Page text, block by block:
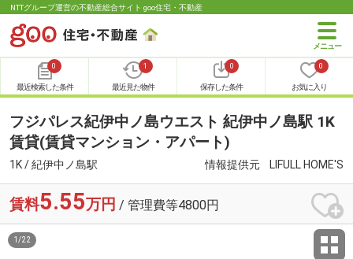
NTTグループ運営の不動産総合サイト goo住宅・不動産
0
最近検索した条件
1
最近見た物件
0
保存した条件
0
お気に入り
フジパレス紀伊中ノ島ウエスト 紀伊中ノ島駅 1K
賃貸(賃貸マンション・アパート)
1K / 紀伊中ノ島駅 情報提供元 LIFULL HOME'S
賃料5.55万円 / 管理費等4800円
1 /22